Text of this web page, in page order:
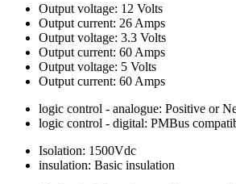
Output voltage: 12 Volts
Output current: 26 Amps
Output voltage: 3.3 Volts
Output current: 60 Amps
Output voltage: 5 Volts
Output current: 60 Amps
logic control - analogue: Positive or
logic control - digital: PMBus
Isolation: 1500Vdc
insulation: Basic insulation